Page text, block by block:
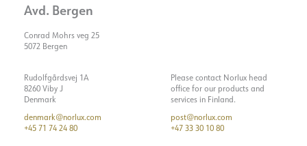
Avd. Bergen
Conrad Mohrs veg 25
5072 Bergen
Rudolfgårdsvej 1A
8260 Viby J
Denmark
denmark@norlux.com
+45 71 74 24 80
Please contact Norlux head
office for our products and
services in Finland.
post@norlux.com
+47 33 30 10 80